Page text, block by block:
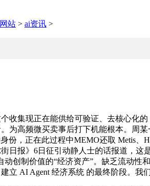
站 > ai资讯 >
集现正在能供给可验证、去核心化的
为高频微买卖事后打下机能根本。周
份，正在此过程中MEMO还取 Metis
日报》6日征引动静人士的话报道，这
动创制价值的“经济资产”。缺乏流动性
立 AI Agent 经济系统 的最终阶段。我